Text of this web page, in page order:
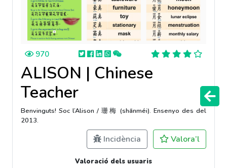
970
ALISON | Chinese
Teacher
Benvinguts! Soc l’Alison / 珊梅 (shānméi). Ensenyo des del
2013.
Incidència Valora’l
Valoració dels usuaris